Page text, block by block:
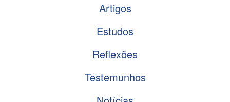
Artigos
Estudos
Reflexões
Testemunhos